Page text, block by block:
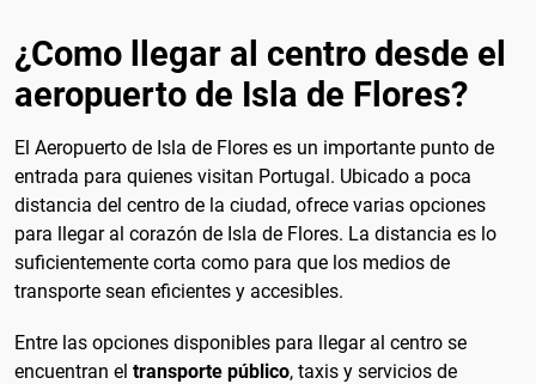
¿Como llegar al centro desde el
aeropuerto de Isla de Flores?
El Aeropuerto de Isla de Flores es un importante punto de
entrada para quienes visitan Portugal. Ubicado a poca
distancia del centro de la ciudad, ofrece varias opciones
para llegar al corazón de Isla de Flores. La distancia es lo
suficientemente corta como para que los medios de
transporte sean eficientes y accesibles.
Entre las opciones disponibles para llegar al centro se
encuentran el transporte público, taxis y servicios de